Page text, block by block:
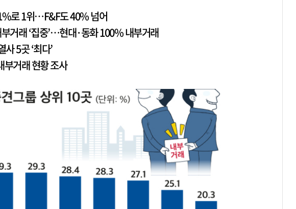
로 1위…F&F도 40% 넘어
거래 ‘집중’…현대·동화 100% 내부거래
5곳 ‘최다’
부거래 현황 조사